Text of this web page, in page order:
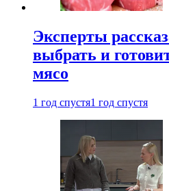
Эксперты
выбрать и
мясо
1 год спустя1 год спустя